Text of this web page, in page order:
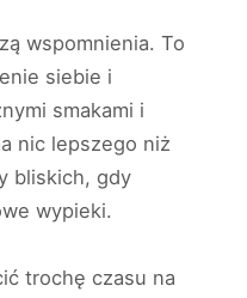
wspomnienia. To
siebie i
smakami i
nic lepszego niż
bliskich, gdy
wypieki.
trochę czasu na